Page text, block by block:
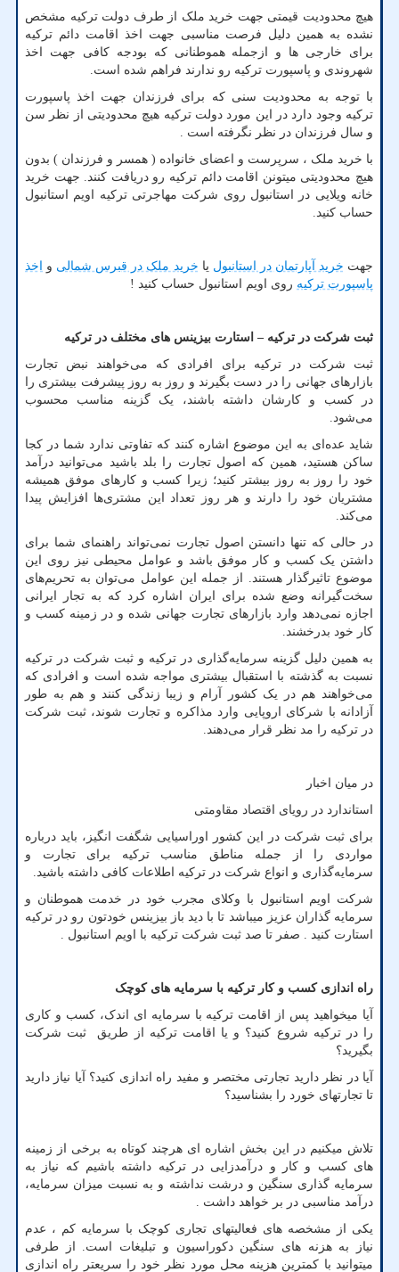
هیچ محدودیت قیمتی جهت خرید ملک از طرف دولت ترکیه مشخص
نشده به همین دلیل فرصت مناسبی جهت اخذ اقامت دائم ترکیه
برای خارجی ها و ازجمله هموطنانی که بودجه کافی جهت اخذ
شهروندی و پاسپورت ترکیه رو ندارند فراهم شده است.
با توجه به محدودیت سنی که برای فرزندان جهت اخذ پاسپورت
ترکیه وجود دارد در این مورد دولت ترکیه هیچ محدودیتی از نظر سن
و سال فرزندان در نظر نگرفته است .
با خرید ملک ، سرپرست و اعضای خانواده ( همسر و فرزندان ) بدون
هیچ محدودیتی میتونن اقامت دائم ترکیه رو دریافت کنند. جهت خرید
خانه ویلایی در استانبول روی شرکت مهاجرتی ترکیه اویم استانبول
حساب کنید.
جهت خرید آپارتمان در استانبول یا خرید ملک در قبرس شمالی و اخذ
پاسپورت ترکیه روی اویم استانبول حساب کنید !
ثبت شرکت در ترکیه – استارت بیزینس های مختلف در ترکیه
ثبت شرکت در ترکیه برای افرادی که می‌خواهند نبض تجارت
بازارهای جهانی را در دست بگیرند و روز به روز پیشرفت بیشتری را
در کسب و کارشان داشته باشند، یک گزینه مناسب محسوب
می‌شود.
شاید عده‌ای به این موضوع اشاره کنند که تفاوتی ندارد شما در کجا
ساکن هستید، همین که اصول تجارت را بلد باشید می‌توانید درآمد
خود را روز به روز بیشتر کنید؛ زیرا کسب و کارهای موفق همیشه
مشتریان خود را دارند و هر روز تعداد این مشتری‌ها افزایش پیدا
می‌کند.
در حالی که تنها دانستن اصول تجارت نمی‌تواند راهنمای شما برای
داشتن یک کسب و کار موفق باشد و عوامل محیطی نیز روی این
موضوع تاثیرگذار هستند. از جمله این عوامل می‌توان به تحریم‌های
سخت‌گیرانه وضع شده برای ایران اشاره کرد که به تجار ایرانی
اجازه نمی‌دهد وارد بازارهای تجارت جهانی شده و در زمینه کسب و
کار خود بدرخشند.
به همین دلیل گزینه سرمایه‌گذاری در ترکیه و ثبت شرکت در ترکیه
نسبت به گذشته با استقبال بیشتری مواجه شده است و افرادی که
می‌خواهند هم در یک کشور آرام و زیبا زندگی کنند و هم به طور
آزادانه با شرکای اروپایی وارد مذاکره و تجارت شوند، ثبت شرکت
در ترکیه را مد نظر قرار می‌دهند.
در میان اخبار
استاندارد در رویای اقتصاد مقاومتی
برای ثبت شرکت در این کشور اوراسیایی شگفت انگیز، باید درباره
مواردی را از جمله مناطق مناسب ترکیه برای تجارت و
سرمایه‌گذاری و انواع شرکت در ترکیه اطلاعات کافی داشته باشید.
شرکت اویم استانبول با وکلای مجرب خود در خدمت هموطنان و
سرمایه گذاران عزیز میباشد تا با دید باز بیزینس خودتون رو در ترکیه
استارت کنید . صفر تا صد ثبت شرکت ترکیه با اویم استانبول .
راه اندازی کسب و کار ترکیه با سرمایه های کوچک
آیا میخواهید پس از اقامت ترکیه با سرمایه ای اندک، کسب و کاری
را در ترکیه شروع کنید؟ و یا اقامت ترکیه از طریق ثبت شرکت
بگیرید؟
آیا در نظر دارید تجارتی مختصر و مفید راه اندازی کنید؟ آیا نیاز دارید
تا تجارتهای خورد را بشناسید؟
تلاش میکنیم در این بخش اشاره ای هرچند کوتاه به برخی از زمینه
های کسب و کار و درآمدزایی در ترکیه داشته باشیم که نیاز به
سرمایه گذاری سنگین و درشت نداشته و به نسبت میزان سرمایه،
درآمد مناسبی در بر خواهد داشت .
یکی از مشخصه های فعالیتهای تجاری کوچک با سرمایه کم ، عدم
نیاز به هزنه های سنگین دکوراسیون و تبلیغات است. از طرفی
میتوانید با کمترین هزینه محل مورد نظر خود را سریعتر راه اندازی